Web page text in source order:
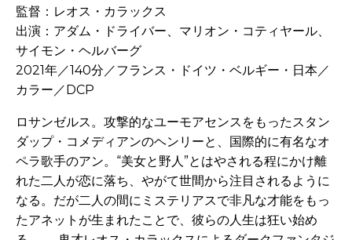
監督：レオス・カラックス
出演：アダム・ドライバー、マリオン・コティヤール、
サイモン・ヘルバーグ
2021年／140分／フランス・ドイツ・ベルギー・日本／
カラー／DCP
ロサンゼルス。攻撃的なユーモアセンスをもったスタン
ダップ・コメディアンのヘンリーと、国際的に有名なオ
ペラ歌手のアン。“美女と野人”とはやされる程にかけ離
れた二人が恋に落ち、やがて世間から注目されるように
なる。だが二人の間にミステリアスで非凡な才能をもっ
たアネットが生まれたことで、彼らの人生は狂い始め